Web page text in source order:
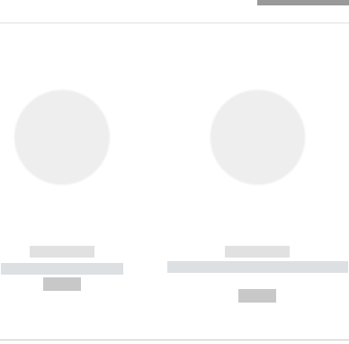
------------
----------- -----------
------------
----------- ----------- ----------